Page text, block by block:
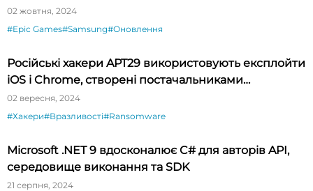
02 жовтня, 2024
#Epic Games#Samsung#Оновлення
Російські хакери APT29 використовують експлойти
iOS і Chrome, створені постачальниками
шпигунського ПЗ
02 вересня, 2024
#Хакери#Вразливості#Ransomware
Microsoft .NET 9 вдосконалює C# для авторів API,
середовище виконання та SDK
21 серпня, 2024